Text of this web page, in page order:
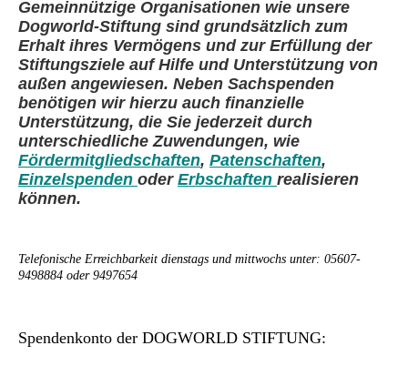
Gemeinnützige Organisationen wie unsere
Dogworld-Stiftung sind grundsätzlich zum
Erhalt ihres Vermögens und zur Erfüllung der
Stiftungsziele auf Hilfe und Unterstützung von
außen angewiesen. Neben Sachspenden
benötigen wir hierzu auch finanzielle
Unterstützung, die Sie jederzeit durch
unterschiedliche Zuwendungen, wie
Fördermitgliedschaften, Patenschaften,
Einzelspenden oder Erbschaften realisieren
können.
Telefonische Erreichbarkeit dienstags und mittwochs unter: 05607-
9498884 oder 9497654
Spendenkonto der DOGWORLD STIFTUNG: